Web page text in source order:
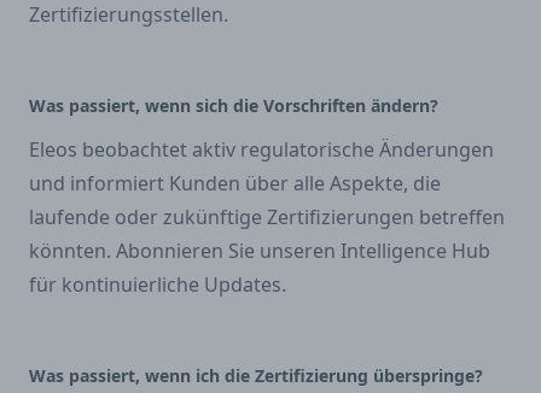
Zertifizierungsstellen.
Was passiert, wenn sich die Vorschriften ändern?
Eleos beobachtet aktiv regulatorische Änderungen
und informiert Kunden über alle Aspekte, die
laufende oder zukünftige Zertifizierungen betreffen
könnten. Abonnieren Sie unseren Intelligence Hub
für kontinuierliche Updates.
Was passiert, wenn ich die Zertifizierung überspringe?